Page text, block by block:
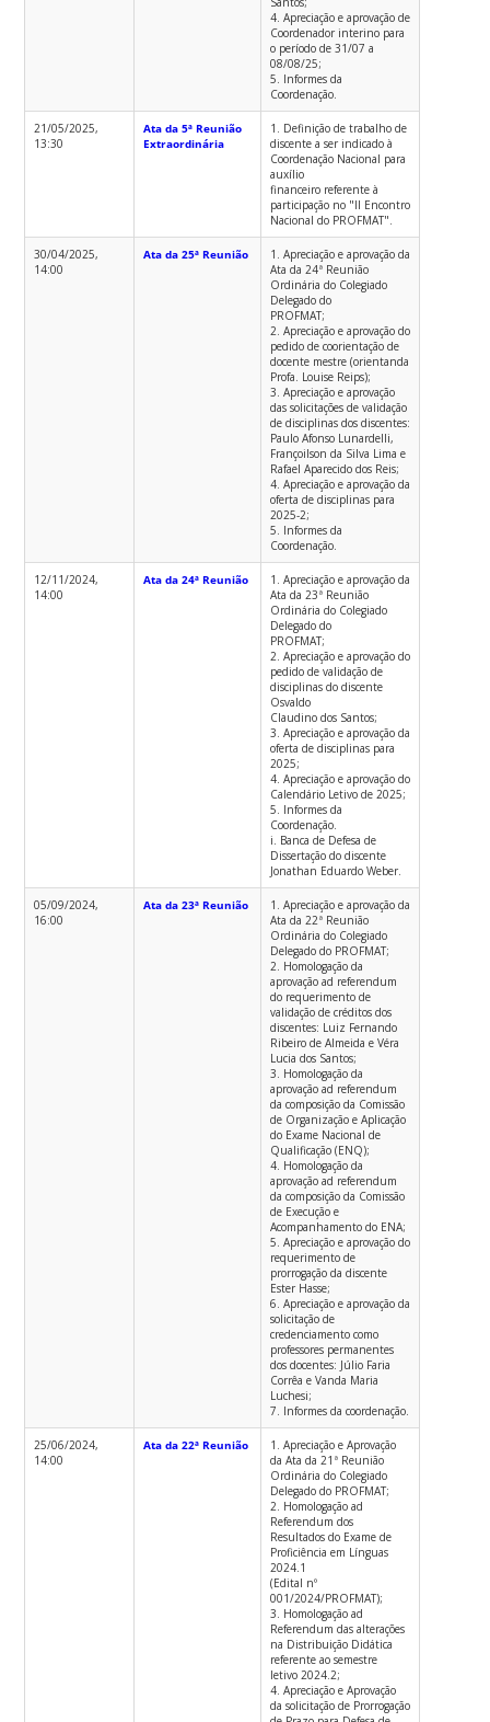
4. Apreciação e aprovação de
Coordenador interino para
o período de 31/07 a
08/08/25;
5. Informes da
Coordenação.
21/05/2025,
13:30
Ata da 5ª Reunião
Extraordinária
1. Definição de trabalho de
discente a ser indicado à
Coordenação Nacional para
auxílio
financeiro referente à
participação no "II Encontro
Nacional do PROFMAT".
30/04/2025,
14:00
Ata da 25ª Reunião
1. Apreciação e aprovação da
Ata da 24ª Reunião
Ordinária do Colegiado
Delegado do
PROFMAT;
2. Apreciação e aprovação do
pedido de coorientação de
docente mestre (orientanda
Profa. Louise Reips);
3. Apreciação e aprovação
das solicitações de validação
de disciplinas dos discentes:
Paulo Afonso Lunardelli,
Françoilson da Silva Lima e
Rafael Aparecido dos Reis;
4. Apreciação e aprovação da
oferta de disciplinas para
2025-2;
5. Informes da
Coordenação.
12/11/2024,
14:00
Ata da 24ª Reunião
1. Apreciação e aprovação da
Ata da 23ª Reunião
Ordinária do Colegiado
Delegado do
PROFMAT;
2. Apreciação e aprovação do
pedido de validação de
disciplinas do discente
Osvaldo
Claudino dos Santos;
3. Apreciação e aprovação da
oferta de disciplinas para
2025;
4. Apreciação e aprovação do
Calendário Letivo de 2025;
5. Informes da
Coordenação.
i. Banca de Defesa de
Dissertação do discente
Jonathan Eduardo Weber.
05/09/2024,
16:00
Ata da 23ª Reunião
1. Apreciação e aprovação da
Ata da 22ª Reunião
Ordinária do Colegiado
Delegado do PROFMAT;
2. Homologação da
aprovação ad referendum
do requerimento de
validação de créditos dos
discentes: Luiz Fernando
Ribeiro de Almeida e Véra
Lucia dos Santos;
3. Homologação da
aprovação ad referendum
da composição da Comissão
de Organização e Aplicação
do Exame Nacional de
Qualificação (ENQ);
4. Homologação da
aprovação ad referendum
da composição da Comissão
de Execução e
Acompanhamento do ENA;
5. Apreciação e aprovação do
requerimento de
prorrogação da discente
Ester Hasse;
6. Apreciação e aprovação da
solicitação de
credenciamento como
professores permanentes
dos docentes: Júlio Faria
Corrêa e Vanda Maria
Luchesi;
7. Informes da coordenação.
25/06/2024,
14:00
Ata da 22ª Reunião
1. Apreciação e Aprovação
da Ata da 21ª Reunião
Ordinária do Colegiado
Delegado do PROFMAT;
2. Homologação ad
Referendum dos
Resultados do Exame de
Proficiência em Línguas
2024.1
(Edital nº
001/2024/PROFMAT);
3. Homologação ad
Referendum das alterações
na Distribuição Didática
referente ao semestre
letivo 2024.2;
4. Apreciação e Aprovação
da solicitação de Prorrogação